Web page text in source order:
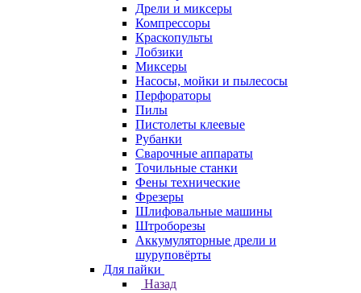
Дрели и миксеры
Компрессоры
Краскопульты
Лобзики
Миксеры
Насосы, мойки и пылесосы
Перфораторы
Пилы
Пистолеты клеевые
Рубанки
Сварочные аппараты
Точильные станки
Фены технические
Фрезеры
Шлифовальные машины
Штроборезы
Аккумуляторные дрели и
шуруповёрты
Для пайки
Назад